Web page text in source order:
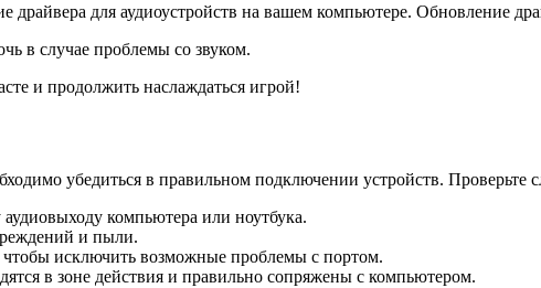
драйвера для аудиоустройств на вашем компьютере. Обновление
в случае проблемы со звуком.
и продолжить наслаждаться игрой!
убедиться в правильном подключении устройств. Проверьте
компьютера или ноутбука.
и пыли.
чтобы исключить возможные проблемы с портом.
в зоне действия и правильно сопряжены с компьютером.